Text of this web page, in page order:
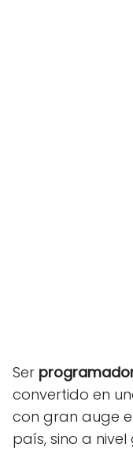
Ser
convertido en
con gran auge
país, sino a nivel